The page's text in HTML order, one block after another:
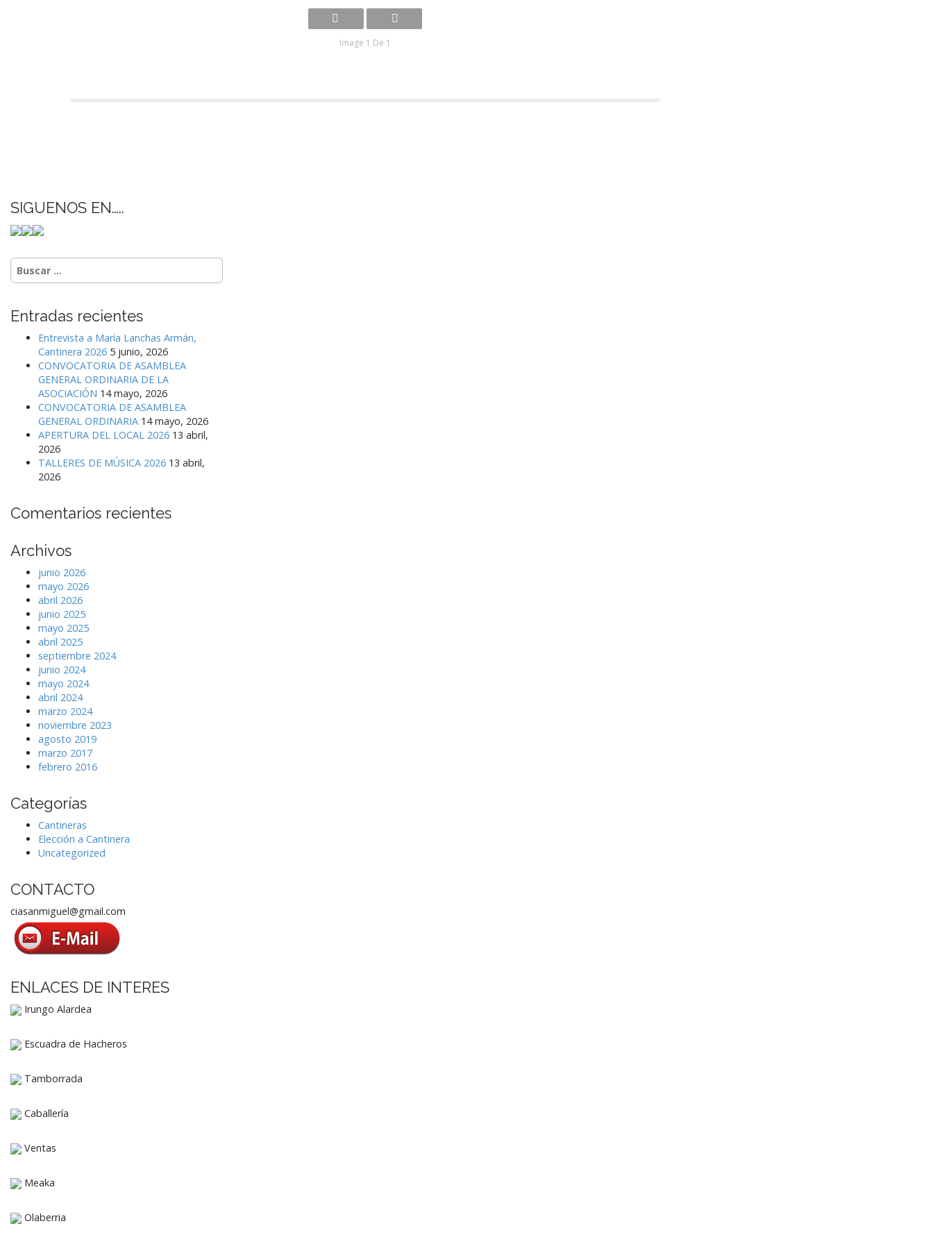
Image 1 De 1
SIGUENOS EN…..
Buscar:
Entradas recientes
Entrevista a María Lanchas Armán,
Cantinera 2026 5 junio, 2026
CONVOCATORIA DE ASAMBLEA
GENERAL ORDINARIA DE LA
ASOCIACIÓN 14 mayo, 2026
CONVOCATORIA DE ASAMBLEA
GENERAL ORDINARIA 14 mayo, 2026
APERTURA DEL LOCAL 2026 13 abril,
2026
TALLERES DE MÚSICA 2026 13 abril,
2026
Comentarios recientes
Archivos
junio 2026
mayo 2026
abril 2026
junio 2025
mayo 2025
abril 2025
septiembre 2024
junio 2024
mayo 2024
abril 2024
marzo 2024
noviembre 2023
agosto 2019
marzo 2017
febrero 2016
Categorías
Cantineras
Elección a Cantinera
Uncategorized
CONTACTO
ciasanmiguel@gmail.com
ENLACES DE INTERES
Irungo Alardea
Escuadra de Hacheros
Tamborrada
Caballería
Ventas
Meaka
Olaberria